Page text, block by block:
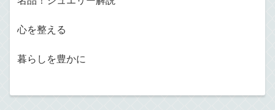
心を整える
暮らしを豊かに